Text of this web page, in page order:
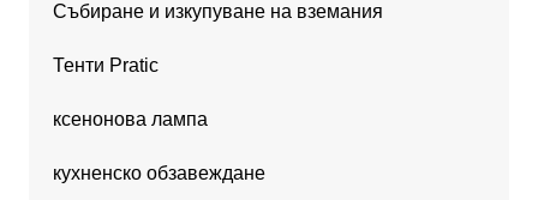
Събиране и изкупуване на вземания
Тенти Pratic
ксенонова лампа
кухненско обзавеждане